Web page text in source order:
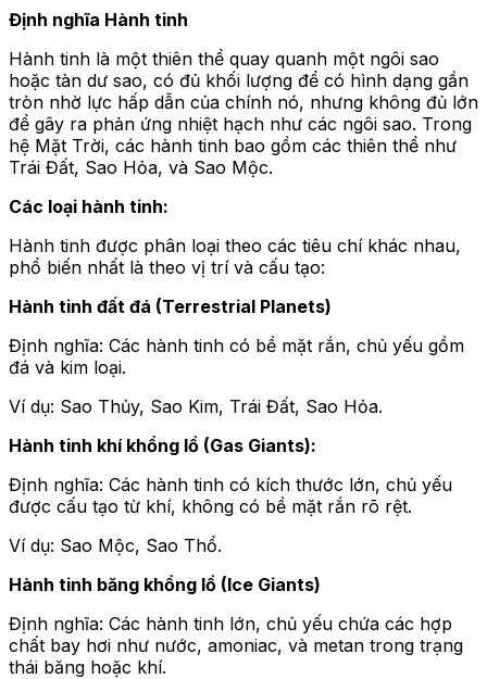
Định nghĩa Hành tinh
Hành tinh là một thiên thể quay quanh một ngôi sao
hoặc tàn dư sao, có đủ khối lượng để có hình dạng gần
tròn nhờ lực hấp dẫn của chính nó, nhưng không đủ lớn
để gây ra phản ứng nhiệt hạch như các ngôi sao. Trong
hệ Mặt Trời, các hành tinh bao gồm các thiên thể như
Trái Đất, Sao Hỏa, và Sao Mộc.
Các loại hành tinh:
Hành tinh được phân loại theo các tiêu chí khác nhau,
phổ biến nhất là theo vị trí và cấu tạo:
Hành tinh đất đá (Terrestrial Planets)
Định nghĩa: Các hành tinh có bề mặt rắn, chủ yếu gồm
đá và kim loại.
Ví dụ: Sao Thủy, Sao Kim, Trái Đất, Sao Hỏa.
Hành tinh khí khổng lồ (Gas Giants):
Định nghĩa: Các hành tinh có kích thước lớn, chủ yếu
được cấu tạo từ khí, không có bề mặt rắn rõ rệt.
Ví dụ: Sao Mộc, Sao Thổ.
Hành tinh băng khổng lồ (Ice Giants)
Định nghĩa: Các hành tinh lớn, chủ yếu chứa các hợp
chất bay hơi như nước, amoniac, và metan trong trạng
thái băng hoặc khí.